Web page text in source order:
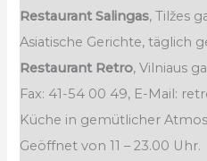
Restaurant Salingas, Tilžes
Asiatische Gerichte, täglich
Restaurant Retro, Vilniaus
Fax: 41-54 00 49, E-Mail:
Küche in gemütlicher
Geöffnet von 11 – 23.00 Uhr.